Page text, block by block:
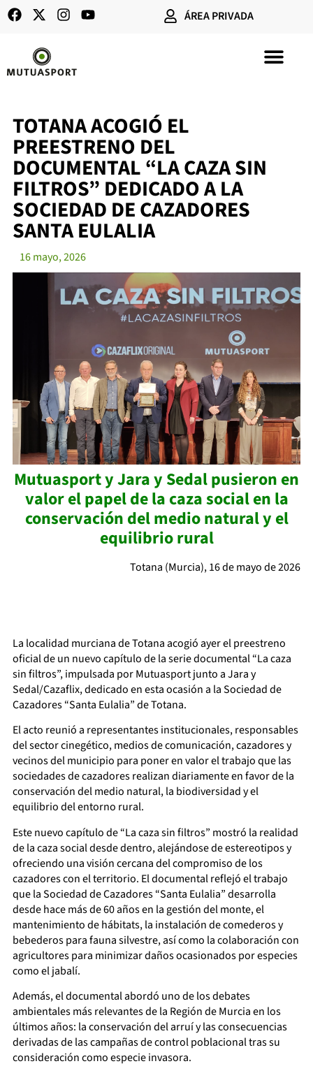
ÁREA PRIVADA
TOTANA ACOGIÓ EL
PREESTRENO DEL
DOCUMENTAL “LA CAZA SIN
FILTROS” DEDICADO A LA
SOCIEDAD DE CAZADORES
SANTA EULALIA
16 mayo, 2026
Mutuasport y Jara y Sedal pusieron en
valor el papel de la caza social en la
conservación del medio natural y el
equilibrio rural
Totana (Murcia), 16 de mayo de 2026
La localidad murciana de Totana acogió ayer el preestreno
oficial de un nuevo capítulo de la serie documental “La caza
sin filtros”, impulsada por Mutuasport junto a Jara y
Sedal/Cazaflix, dedicado en esta ocasión a la Sociedad de
Cazadores “Santa Eulalia” de Totana.
El acto reunió a representantes institucionales, responsables
del sector cinegético, medios de comunicación, cazadores y
vecinos del municipio para poner en valor el trabajo que las
sociedades de cazadores realizan diariamente en favor de la
conservación del medio natural, la biodiversidad y el
equilibrio del entorno rural.
Este nuevo capítulo de “La caza sin filtros” mostró la realidad
de la caza social desde dentro, alejándose de estereotipos y
ofreciendo una visión cercana del compromiso de los
cazadores con el territorio. El documental reflejó el trabajo
que la Sociedad de Cazadores “Santa Eulalia” desarrolla
desde hace más de 60 años en la gestión del monte, el
mantenimiento de hábitats, la instalación de comederos y
bebederos para fauna silvestre, así como la colaboración con
agricultores para minimizar daños ocasionados por especies
como el jabalí.
Además, el documental abordó uno de los debates
ambientales más relevantes de la Región de Murcia en los
últimos años: la conservación del arruí y las consecuencias
derivadas de las campañas de control poblacional tras su
consideración como especie invasora.